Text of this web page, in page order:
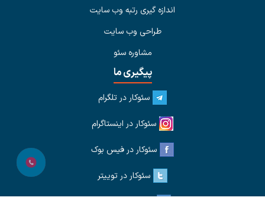
اندازه گیری رتبه وب سایت
طراحی وب سایت
مشاوره سئو
پیگیری ما
سئوکار در تلگرام
سئوکار در اینستاگرام
سئوکار در فیس بوک
سئوکار در توییتر